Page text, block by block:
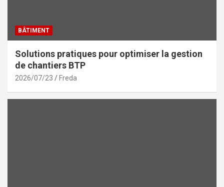
BÂTIMENT
Solutions pratiques pour optimiser la gestion
de chantiers BTP
2026/07/23 Freda